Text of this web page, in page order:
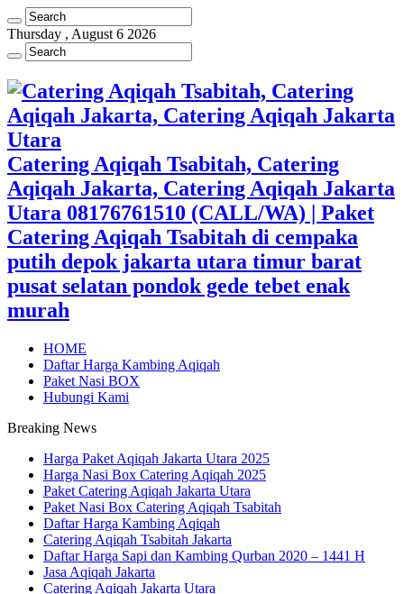
Thursday , August 6 2026
Catering Aqiqah Tsabitah, Catering
Aqiqah Jakarta, Catering Aqiqah Jakarta
Utara 08176761510 (CALL/WA) | Paket
Catering Aqiqah Tsabitah di cempaka
putih depok jakarta utara timur barat
pusat selatan pondok gede tebet enak
murah
HOME
Daftar Harga Kambing Aqiqah
Paket Nasi BOX
Hubungi Kami
Breaking News
Harga Paket Aqiqah Jakarta Utara 2025
Harga Nasi Box Catering Aqiqah 2025
Paket Catering Aqiqah Jakarta Utara
Paket Nasi Box Catering Aqiqah Tsabitah
Daftar Harga Kambing Aqiqah
Catering Aqiqah Tsabitah Jakarta
Daftar Harga Sapi dan Kambing Qurban 2020 – 1441 H
Jasa Aqiqah Jakarta
Catering Aqiqah Jakarta Utara